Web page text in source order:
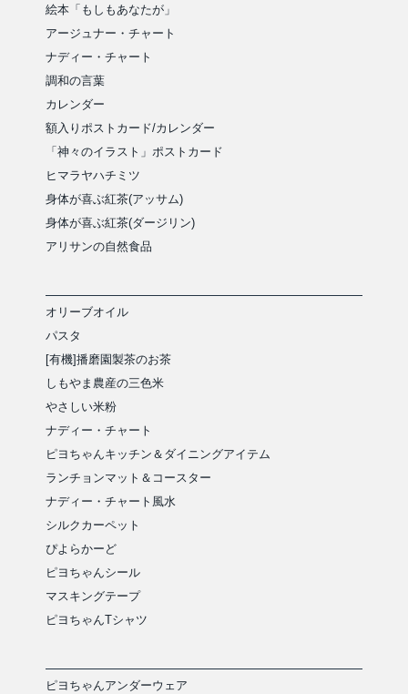
絵本「もしもあなたが」
アージュナー・チャート
ナディー・チャート
調和の言葉
カレンダー
額入りポストカード/カレンダー
「神々のイラスト」ポストカード
ヒマラヤハチミツ
身体が喜ぶ紅茶(アッサム)
身体が喜ぶ紅茶(ダージリン)
アリサンの自然食品
オリーブオイル
パスタ
[有機]播磨園製茶のお茶
しもやま農産の三色米
やさしい米粉
ナディー・チャート
ピヨちゃんキッチン＆ダイニングアイテム
ランチョンマット＆コースター
ナディー・チャート風水
シルクカーペット
ぴよらかーど
ピヨちゃんシール
マスキングテープ
ピヨちゃんTシャツ
ピヨちゃんアンダーウェア